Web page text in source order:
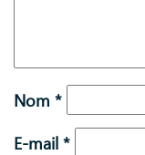
Nom *
E-mail *